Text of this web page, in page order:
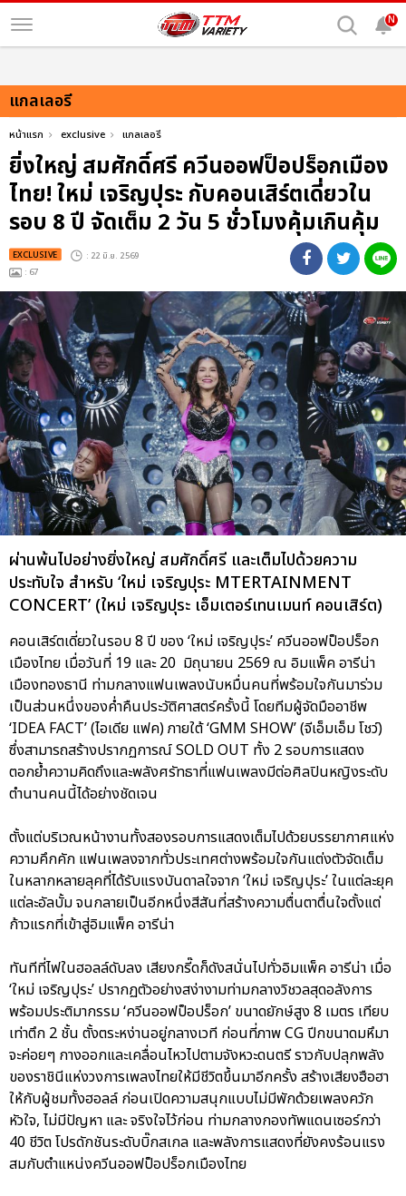
N
แกลเลอรี
หน้าแรก exclusive แกลเลอรี
ยิ่งใหญ่ สมศักดิ์ศรี ควีนออฟป็อปร็อกเมือง
ไทย! ใหม่ เจริญปุระ กับคอนเสิร์ตเดี่ยวใน
รอบ 8 ปี จัดเต็ม 2 วัน 5 ชั่วโมงคุ้มเกินคุ้ม
EXCLUSIVE : 22 มิ.ย. 2569
: 67
ผ่านพ้นไปอย่างยิ่งใหญ่ สมศักดิ์ศรี และเต็มไปด้วยความ
ประทับใจ สำหรับ ‘ใหม่ เจริญปุระ MTERTAINMENT
CONCERT’ (ใหม่ เจริญปุระ เอ็มเตอร์เทนเมนท์ คอนเสิร์ต)
คอนเสิร์ตเดี่ยวในรอบ 8 ปี ของ ‘ใหม่ เจริญปุระ’ ควีนออฟป็อปร็อก
เมืองไทย เมื่อวันที่ 19 และ 20 มิถุนายน 2569 ณ อิมแพ็ค อารีน่า
เมืองทองธานี ท่ามกลางแฟนเพลงนับหมื่นคนที่พร้อมใจกันมาร่วม
เป็นส่วนหนึ่งของค่ำคืนประวัติศาสตร์ครั้งนี้ โดยทีมผู้จัดมืออาชีพ
‘IDEA FACT’ (ไอเดีย แฟค) ภายใต้ ‘GMM SHOW’ (จีเอ็มเอ็ม โชว์)
ซึ่งสามารถสร้างปรากฏการณ์ SOLD OUT ทั้ง 2 รอบการแสดง
ตอกย้ำความคิดถึงและพลังศรัทธาที่แฟนเพลงมีต่อศิลปินหญิงระดับ
ตำนานคนนี้ได้อย่างชัดเจน
ตั้งแต่บริเวณหน้างานทั้งสองรอบการแสดงเต็มไปด้วยบรรยากาศแห่ง
ความคึกคัก แฟนเพลงจากทั่วประเทศต่างพร้อมใจกันแต่งตัวจัดเต็ม
ในหลากหลายลุคที่ได้รับแรงบันดาลใจจาก ‘ใหม่ เจริญปุระ’ ในแต่ละยุค
แต่ละอัลบั้ม จนกลายเป็นอีกหนึ่งสีสันที่สร้างความตื่นตาตื่นใจตั้งแต่
ก้าวแรกที่เข้าสู่อิมแพ็ค อารีน่า
ทันทีที่ไฟในฮอลล์ดับลง เสียงกรี๊ดก็ดังสนั่นไปทั่วอิมแพ็ค อารีน่า เมื่อ
‘ใหม่ เจริญปุระ’ ปรากฏตัวอย่างสง่างามท่ามกลางวิชวลสุดอลังการ
พร้อมประติมากรรม ‘ควีนออฟป็อปร็อก’ ขนาดยักษ์สูง 8 เมตร เทียบ
เท่าตึก 2 ชั้น ตั้งตระหง่านอยู่กลางเวที ก่อนที่ภาพ CG ปีกขนาดมหึมา
จะค่อยๆ กางออกและเคลื่อนไหวไปตามจังหวะดนตรี ราวกับปลุกพลัง
ของราชินีแห่งวงการเพลงไทยให้มีชีวิตขึ้นมาอีกครั้ง สร้างเสียงฮือฮา
ให้กับผู้ชมทั้งฮอลล์ ก่อนเปิดความสนุกแบบไม่มีพักด้วยเพลงควัก
หัวใจ, ไม่มีปัญหา และ จริงใจไว้ก่อน ท่ามกลางกองทัพแดนเซอร์กว่า
40 ชีวิต โปรดักชันระดับบิ๊กสเกล และพลังการแสดงที่ยังคงร้อนแรง
สมกับตำแหน่งควีนออฟป็อปร็อกเมืองไทย